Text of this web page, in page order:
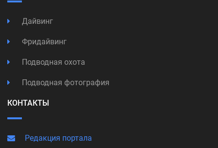
Дайвинг
Фридайвинг
Подводная охота
Подводная фотография
КОНТАКТЫ
Редакция портала